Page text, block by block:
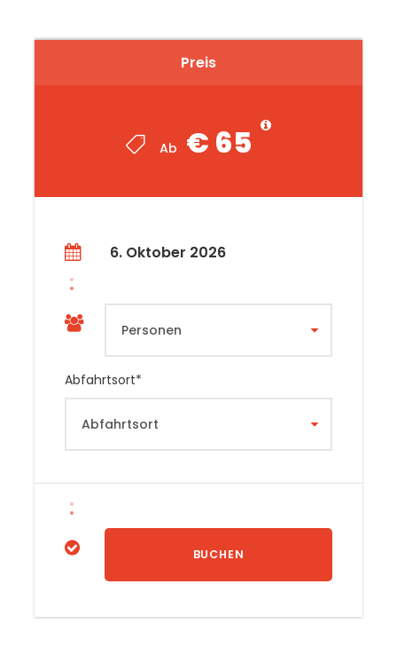
Preis
Ab € 65
6. Oktober 2026
Abfahrtsort*
Anmeldefrist: 22.09.2026
einer unserer Tagestouren wird bis 8
berechnet.
Reisebeginn oder bei Nichterscheinen
berechnen wir den vollen Reisepreis.
Bis 20 Tage vor Reisebeginn zu
erreichende Mindestteilnehmerzahl: 25
Personen je Reisetermin
Wir möchten Sie darauf hinweisen, dass
bei diesen Tagestouren oftmals
zurücklegen können. Für Teilnehmer
mit eingeschränketer Mobilität ist eine
Begleitperson erforderlich.